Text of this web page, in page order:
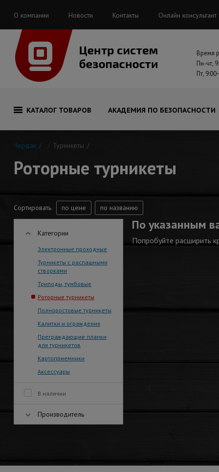
О компании Новости Контакты Онлайн консультант
Время
Пн-чт,
Пт,
КАТАЛОГ ТОВАРОВ АКАДЕМИЯ ПО БЕЗОПАСНОСТИ
Чердак Турникеты
Роторные турникеты
Сортировать по цене по названию
Категории
Электронные проходные
Турникеты с распашными
створками
Триподы, тумбовые
Роторные турникеты
Полноростовые турникеты
Калитки и ограждения
Преграждающие планки
для турникетов
Картоприемники
Аксессуары
В наличии
Производитель
По указанным
Попробуйте расширить